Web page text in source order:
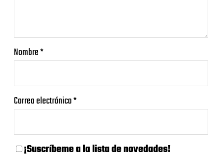
Nombre*
Correo electrónico*
¡Suscríbeme a la lista de novedades!